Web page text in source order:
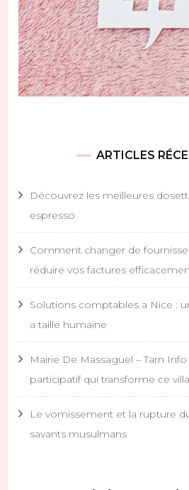
ARTICLES
Découvrez les meilleures
espresso
Comment changer de
réduire vos factures
Solutions comptables a Nice :
a taille humaine
Mairie De Massaguel – Tarn
participatif qui transforme ce
Le vomissement et la rupture
savants musulmans